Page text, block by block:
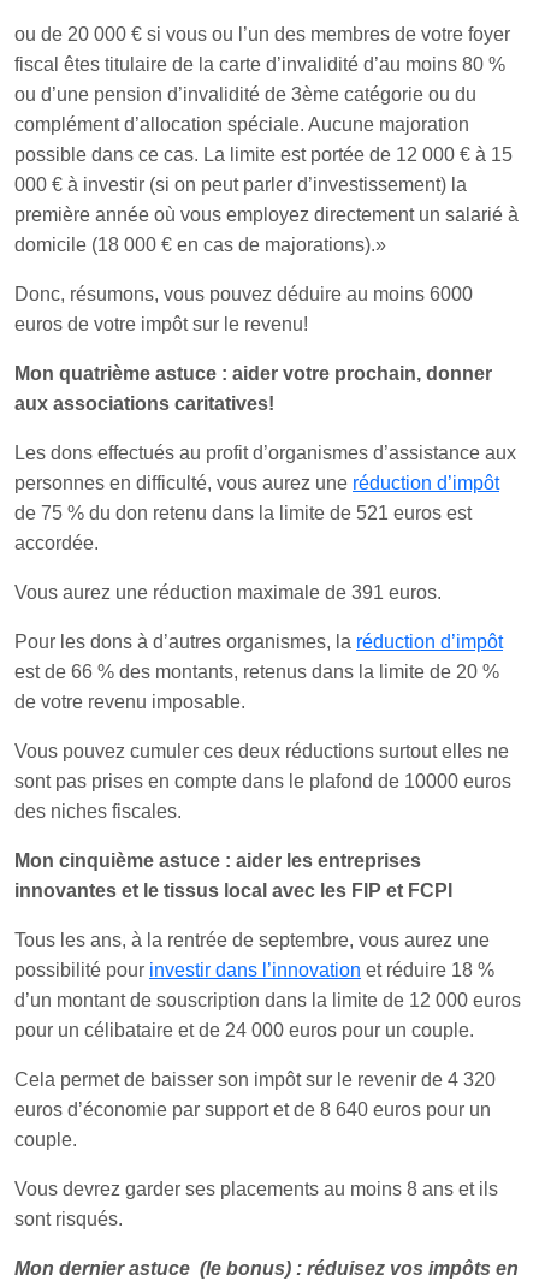
ou de 20 000 € si vous ou l’un des membres de votre foyer
fiscal êtes titulaire de la carte d’invalidité d’au moins 80 %
ou d’une pension d’invalidité de 3ème catégorie ou du
complément d’allocation spéciale. Aucune majoration
possible dans ce cas. La limite est portée de 12 000 € à 15
000 € à investir (si on peut parler d’investissement) la
première année où vous employez directement un salarié à
domicile (18 000 € en cas de majorations).»
Donc, résumons, vous pouvez déduire au moins 6000
euros de votre impôt sur le revenu!
Mon quatrième astuce : aider votre prochain, donner
aux associations caritatives!
Les dons effectués au profit d’organismes d’assistance aux
personnes en difficulté, vous aurez une réduction d’impôt
de 75 % du don retenu dans la limite de 521 euros est
accordée.
Vous aurez une réduction maximale de 391 euros.
Pour les dons à d’autres organismes, la réduction d’impôt
est de 66 % des montants, retenus dans la limite de 20 %
de votre revenu imposable.
Vous pouvez cumuler ces deux réductions surtout elles ne
sont pas prises en compte dans le plafond de 10000 euros
des niches fiscales.
Mon cinquième astuce : aider les entreprises
innovantes et le tissus local avec les FIP et FCPI
Tous les ans, à la rentrée de septembre, vous aurez une
possibilité pour investir dans l’innovation et réduire 18 %
d’un montant de souscription dans la limite de 12 000 euros
pour un célibataire et de 24 000 euros pour un couple.
Cela permet de baisser son impôt sur le revenir de 4 320
euros d’économie par support et de 8 640 euros pour un
couple.
Vous devrez garder ses placements au moins 8 ans et ils
sont risqués.
Mon dernier astuce (le bonus) : réduisez vos impôts en